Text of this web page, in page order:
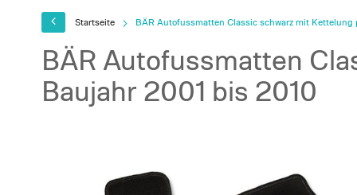
Startseite BÄR Autofussmatten Classic schwarz mit
BÄR Autofussmatten
Baujahr 2001 bis 2010